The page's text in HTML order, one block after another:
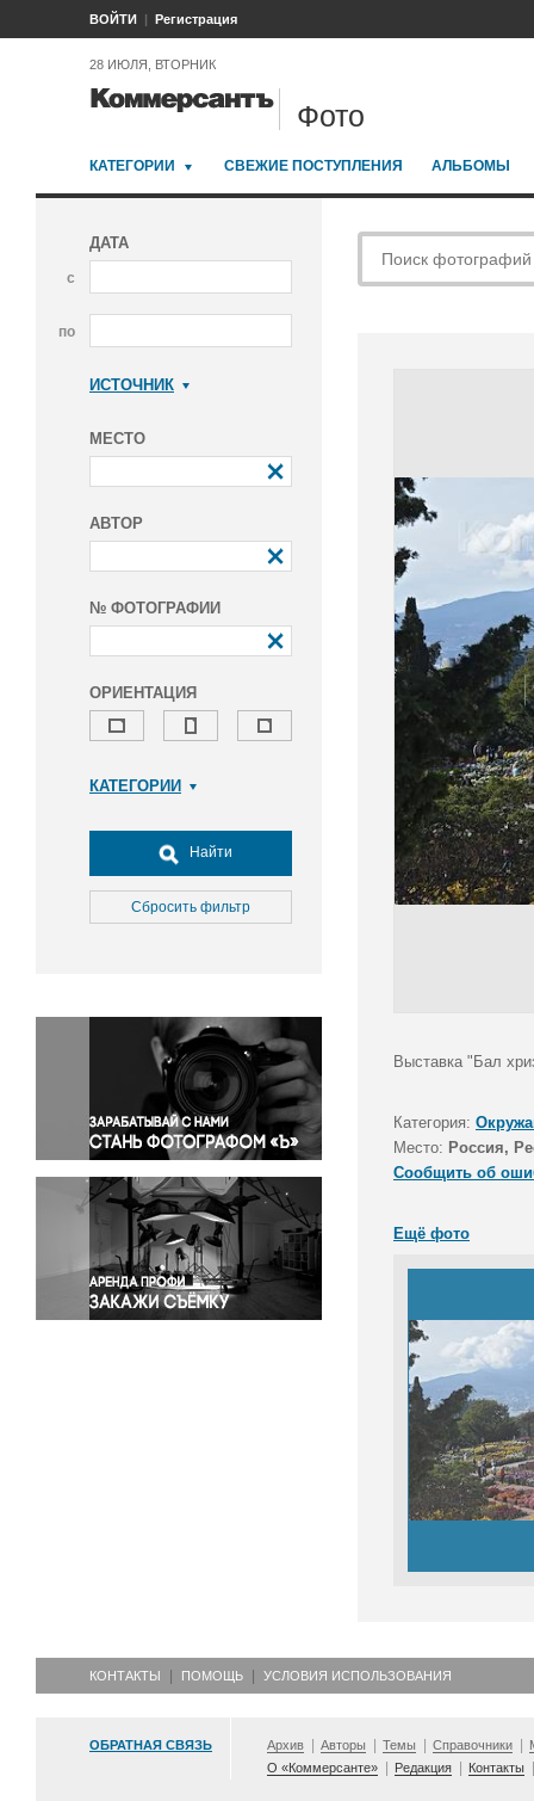
ВОЙТИ Регистрация
28 ИЮЛЯ, ВТОРНИК
Фото
КАТЕГОРИИ СВЕЖИЕ ПОСТУПЛЕНИЯ АЛЬБОМЫ
ДАТА
с
по
ИСТОЧНИК
МЕСТО
АВТОР
№ ФОТОГРАФИИ
ОРИЕНТАЦИЯ
КАТЕГОРИИ
Досуг, туризм и отдых
Культура
Медицина
Окружающая среда
Политика
Правосудие
Происшествия и конфликты
Религия
Светская жизнь
Спорт
Экология
Экономика и бизнес
Найти
Сбросить фильтр
Выставка "Бал
Категория:
Место: Россия,
Сообщить об
Ещё фото
КОНТАКТЫ ПОМОЩЬ УСЛОВИЯ ИСПОЛЬЗОВАНИЯ
ОБРАТНАЯ СВЯЗЬ Архив Авторы Темы Справочники
О «Коммерсанте»
Редакция Контакты